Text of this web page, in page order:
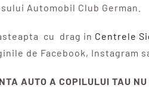
Automobil Club German.
cu drag in Centrele
de Facebook,
AUTO A COPILULUI TAU